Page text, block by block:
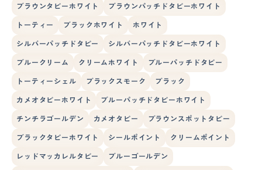
ブラウンタビーホワイト ブラウンパッチドタビーホワイト
トーティー ブラックホワイト ホワイト
シルバーパッチドタビー シルバーパッチドタビーホワイト
ブルークリーム クリームホワイト ブルーパッチドタビー
トーティーシェル ブラックスモーク ブラック
カメオタビーホワイト ブルーパッチドタビーホワイト
チンチラゴールデン カメオタビー ブラウンスポットタビー
ブラックタビーホワイト シールポイント クリームポイント
レッドマッカレルタビー ブルーゴールデン